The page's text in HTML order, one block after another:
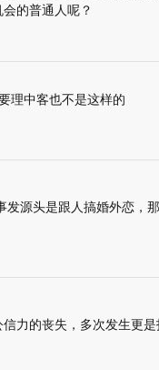
的普通人呢？
理中客也不是这样的
发源头是跟人搞婚外恋
力的丧失，多次发生更